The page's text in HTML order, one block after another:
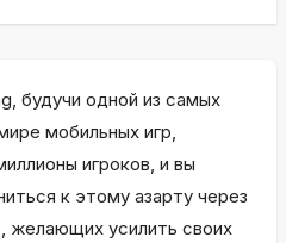
будучи одной из самых
мобильных игр,
игроков, и вы
к этому азарту через
желающих усилить своих